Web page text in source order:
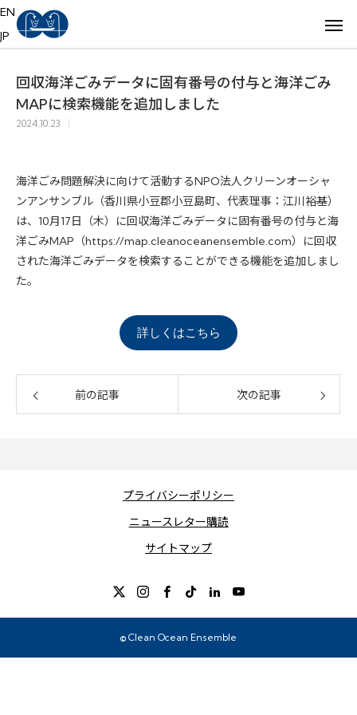
EN
JP
回収海洋ごみデータに固有番号の付与と海洋ごみ
MAPに検索機能を追加しました
2024.10.23
海洋ごみ問題解決に向けて活動するNPO法人クリーンオーシャ
ンアンサンブル（香川県小豆郡小豆島町、代表理事：江川裕基）
は、10月17日（木）に回収海洋ごみデータに固有番号の付与と海
洋ごみMAP（https://map.cleanoceanensemble.com）に回収
された海洋ごみデータを検索することができる機能を追加しまし
た。
詳しくはこちら
前の記事 次の記事
プライバシーポリシー
ニュースレター購読
サイトマップ
© Clean Ocean Ensemble